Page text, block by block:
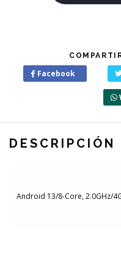
Facebook
DESCRIPCIÓN
Android 13/8-Core, 2.0GHz/